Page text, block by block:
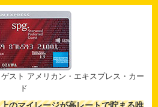
スト アメリカン・エキスプレス・カー
ド